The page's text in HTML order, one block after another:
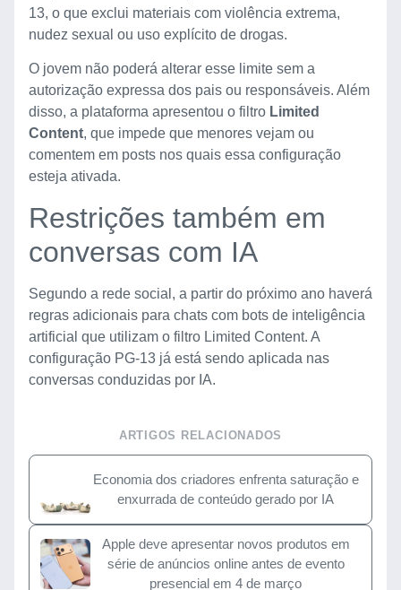
13, o que exclui materiais com violência extrema,
nudez sexual ou uso explícito de drogas.
O jovem não poderá alterar esse limite sem a
autorização expressa dos pais ou responsáveis. Além
disso, a plataforma apresentou o filtro Limited
Content, que impede que menores vejam ou
comentem em posts nos quais essa configuração
esteja ativada.
Restrições também em
conversas com IA
Segundo a rede social, a partir do próximo ano haverá
regras adicionais para chats com bots de inteligência
artificial que utilizam o filtro Limited Content. A
configuração PG-13 já está sendo aplicada nas
conversas conduzidas por IA.
ARTIGOS RELACIONADOS
Economia dos criadores enfrenta saturação e
enxurrada de conteúdo gerado por IA
Apple deve apresentar novos produtos em
série de anúncios online antes de evento
presencial em 4 de março